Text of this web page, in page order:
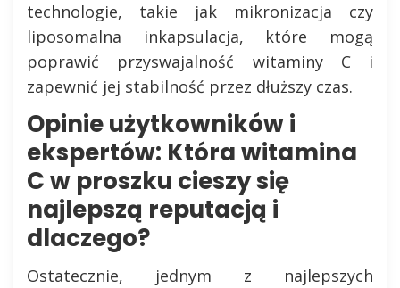
technologie, takie jak mikronizacja czy
liposomalna inkapsulacja, które mogą
poprawić przyswajalność witaminy C i
zapewnić jej stabilność przez dłuższy czas.
Opinie użytkowników i
ekspertów: Która witamina
C w proszku cieszy się
najlepszą reputacją i
dlaczego?
Ostatecznie, jednym z najlepszych